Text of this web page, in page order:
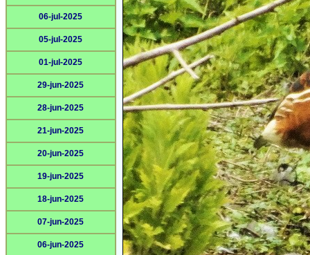
06-jul-2025
05-jul-2025
01-jul-2025
29-jun-2025
28-jun-2025
21-jun-2025
20-jun-2025
19-jun-2025
18-jun-2025
07-jun-2025
06-jun-2025